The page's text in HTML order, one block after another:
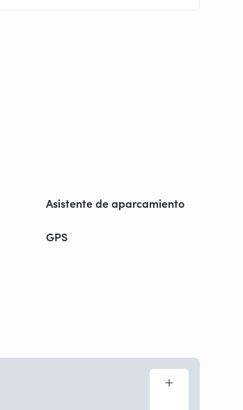
Asistente de aparcamiento
GPS